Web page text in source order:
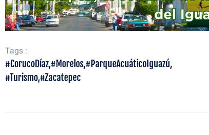
Tags :
#CorucoDíaz,#Morelos,#ParqueAcuáticoIguazú,
#Turismo,#Zacatepec